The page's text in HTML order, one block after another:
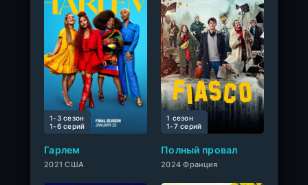
Гарлем
2021 США
1-3 сезон
1-6 cерий
Полный провал
2024 Франция
1 сезон
1-7 cерий
0